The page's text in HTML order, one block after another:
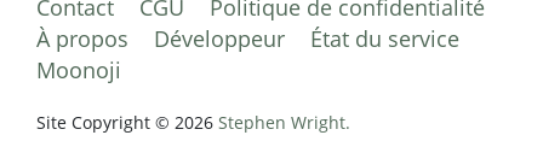
Contact CGU
Politique de confidentialité
À propos
Développeur
État du service
Moonoji
Site Copyright © 2026 Stephen Wright.